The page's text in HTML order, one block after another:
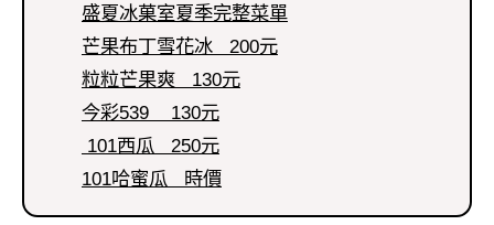
盛夏冰菓室夏季完整菜單
芒果布丁雪花冰 200元
粒粒芒果爽 130元
今彩539 130元
101西瓜 250元
101哈蜜瓜 時價